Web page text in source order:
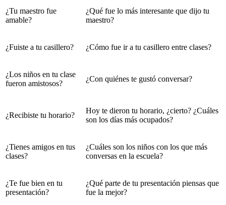
¿Tu maestro fue
amable?
¿Qué fue lo más interesante que dijo tu
maestro?
¿Fuiste a tu casillero? ¿Cómo fue ir a tu casillero entre clases?
¿Los niños en tu clase
fueron amistosos?
¿Con quiénes te gustó conversar?
¿Recibiste tu horario?
Hoy te dieron tu horario, ¿cierto? ¿Cuáles
son los días más ocupados?
¿Tienes amigos en tus
clases?
¿Cuáles son los niños con los que más
conversas en la escuela?
¿Te fue bien en tu
presentación?
¿Qué parte de tu presentación piensas que
fue la mejor?